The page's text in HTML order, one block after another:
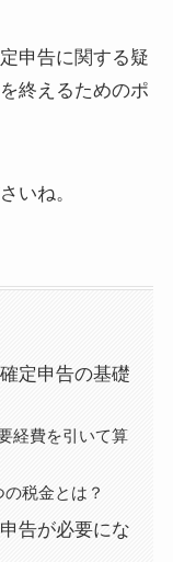
申告に関する疑
終えるためのポ
いね。
定申告の基礎
経費を引いて算
税金とは？
告が必要にな